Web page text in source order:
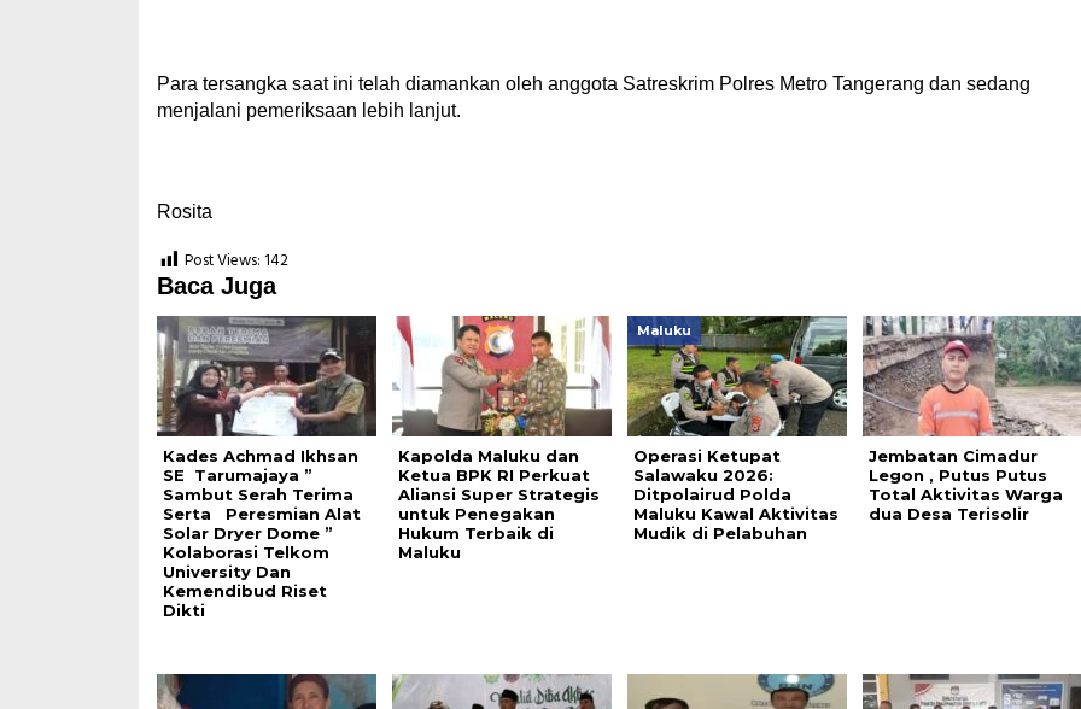
Para tersangka saat ini telah diamankan oleh anggota Satreskrim Polres Metro Tangerang dan sedang
menjalani pemeriksaan lebih lanjut.
Rosita
Post Views: 142
Baca Juga
Kades Achmad Ikhsan
SE Tarumajaya ”
Sambut Serah Terima
Serta Peresmian Alat
Solar Dryer Dome ”
Kolaborasi Telkom
University Dan
Kemendibud Riset
Dikti
Kapolda Maluku dan
Ketua BPK RI Perkuat
Aliansi Super Strategis
untuk Penegakan
Hukum Terbaik di
Maluku
Maluku
Operasi Ketupat
Salawaku 2026:
Ditpolairud Polda
Maluku Kawal Aktivitas
Mudik di Pelabuhan
Jembatan Cimadur
Legon , Putus Putus
Total Aktivitas Warga
dua Desa Terisolir